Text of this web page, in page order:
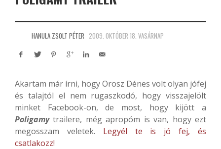
HANULA ZSOLT PÉTER 2009. OKTÓBER 18. VASÁRNAP
Akartam már írni, hogy Orosz Dénes volt olyan jófej
és talajtól el nem rugaszkodó, hogy visszajelölt
minket Facebook-on, de most, hogy kijött a
Poligamytrailere, még apropóm is van, hogy ezt
megosszam veletek. Legyél te is jó fej, és
csatlakozz!